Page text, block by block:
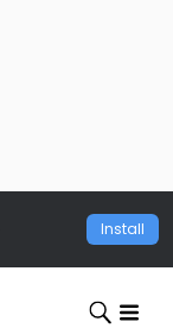
Install